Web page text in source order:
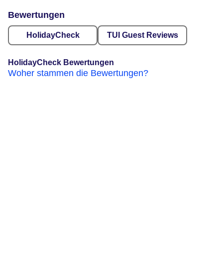
Bewertungen
HolidayCheck TUI Guest Reviews
HolidayCheck Bewertungen
Woher stammen die Bewertungen?